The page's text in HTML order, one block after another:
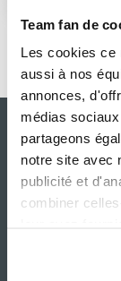
Team fan de
Les cookies
aussi à nos
annonces,
médias
partageons
notre site avec
publicité et
combiner